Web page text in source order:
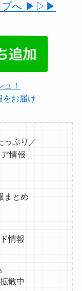
プへ ▶︎▷▶︎
！
をお届け
っぷり／
情報
まとめ
情報
散中